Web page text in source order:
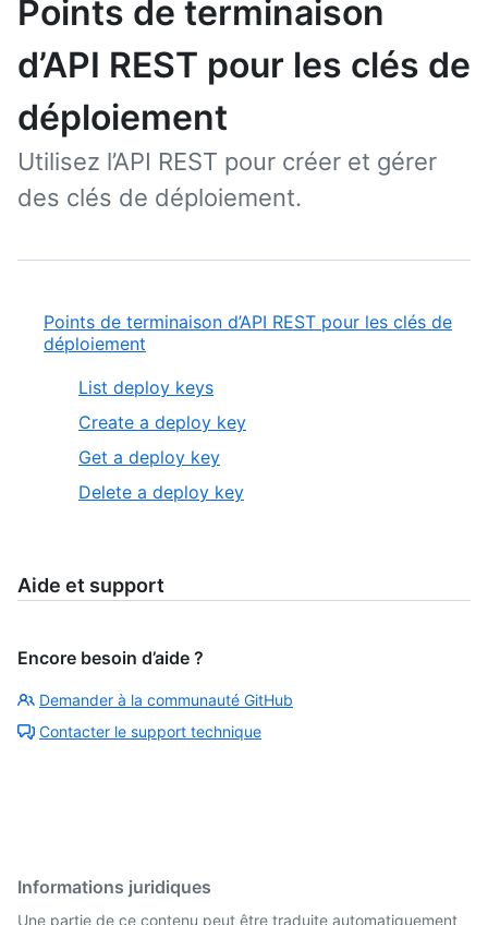
Points de terminaison
d’API REST pour les clés de
déploiement
Utilisez l’API REST pour créer et gérer
des clés de déploiement.
Points de terminaison d’API REST pour les clés de
déploiement
List deploy keys
Create a deploy key
Get a deploy key
Delete a deploy key
Aide et support
Encore besoin d’aide ?
Demander à la communauté GitHub
Contacter le support technique
Informations juridiques
Une partie de ce contenu peut être traduite automatiquement